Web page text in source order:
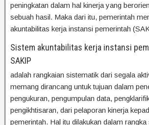
peningkatan dalam hal kinerja yang
sebuah hasil. Maka dari itu, pemerintah
akuntabilitas kerja instansi pemerintah
Sistem akuntabilitas kerja instansi
SAKIP
adalah rangkaian sistematik dari segala
memang dirancang untuk tujuan dalam
pengukuran, pengumpulan data,
pengikhtisaran, dari pelaporan kinerja
pemerintah. Hal itu dilakukan dalam